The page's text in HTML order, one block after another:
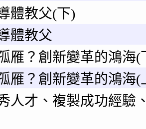
體教父(下)
體教父
雁？創新變革的鴻海(
雁？創新變革的鴻海(
人才、複製成功經驗